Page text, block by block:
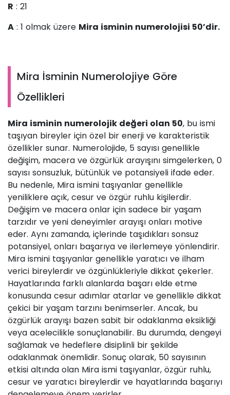
R : 21
A : 1 olmak üzere Mira isminin numerolojisi 50’dir.
Mira İsminin Numerolojiye Göre
Özellikleri
Mira isminin numerolojik değeri olan 50, bu ismi
taşıyan bireyler için özel bir enerji ve karakteristik
özellikler sunar. Numerolojide, 5 sayısı genellikle
değişim, macera ve özgürlük arayışını simgelerken, 0
sayısı sonsuzluk, bütünlük ve potansiyeli ifade eder.
Bu nedenle, Mira ismini taşıyanlar genellikle
yeniliklere açık, cesur ve özgür ruhlu kişilerdir.
Değişim ve macera onlar için sadece bir yaşam
tarzıdır ve yeni deneyimler arayışı onları motive
eder. Aynı zamanda, içlerinde taşıdıkları sonsuz
potansiyel, onları başarıya ve ilerlemeye yönlendirir.
Mira ismini taşıyanlar genellikle yaratıcı ve ilham
verici bireylerdir ve özgünlükleriyle dikkat çekerler.
Hayatlarında farklı alanlarda başarı elde etme
konusunda cesur adımlar atarlar ve genellikle dikkat
çekici bir yaşam tarzını benimserler. Ancak, bu
özgürlük arayışı bazen sabit bir odaklanma eksikliği
veya acelecilikle sonuçlanabilir. Bu durumda, dengeyi
sağlamak ve hedeflere disiplinli bir şekilde
odaklanmak önemlidir. Sonuç olarak, 50 sayısının
etkisi altında olan Mira ismi taşıyanlar, özgür ruhlu,
cesur ve yaratıcı bireylerdir ve hayatlarında başarıyı